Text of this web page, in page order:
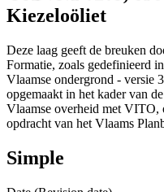
Kiezeloöliet
Deze laag geeft de breuken
Formatie, zoals gedefinieerd
Vlaamse ondergrond - versie
opgemaakt in het kader van
Vlaamse overheid met
opdracht van het Vlaams
Simple